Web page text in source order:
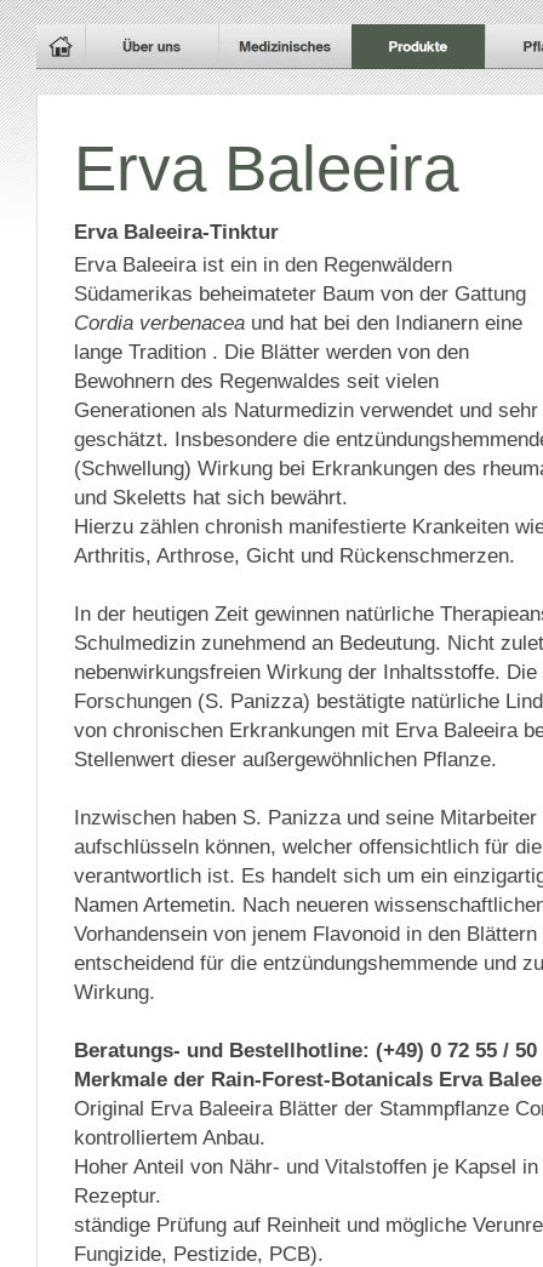
Erva Baleeira
Erva Baleeira-Tinktur
Erva Baleeira ist ein in den Regenwäldern
Südamerikas beheimateter Baum von der Gattung
Cordia verbenacea und hat bei den Indianern eine
lange Tradition . Die Blätter werden von den
Bewohnern des Regenwaldes seit vielen
Generationen als Naturmedizin verwendet und sehr
geschätzt. Insbesondere die
(Schwellung) Wirkung bei Erkrankungen des
und Skeletts hat sich bewährt.
Hierzu zählen chronish manifestierte Krankeiten
Arthritis, Arthrose, Gicht und Rückenschmerzen.
In der heutigen Zeit gewinnen natürliche
Schulmedizin zunehmend an Bedeutung. Nicht
nebenwirkungsfreien Wirkung der Inhaltsstoffe.
Forschungen (S. Panizza) bestätigte natürliche
von chronischen Erkrankungen mit Erva Baleeira
Stellenwert dieser außergewöhnlichen Pflanze.
Inzwischen haben S. Panizza und seine
aufschlüsseln können, welcher offensichtlich für
verantwortlich ist. Es handelt sich um ein
Namen Artemetin. Nach neueren
Vorhandensein von jenem Flavonoid in den
entscheidend für die entzündungshemmende und
Wirkung.
Beratungs- und Bestellhotline: (+49) 0 72 55 / 50
Merkmale der Rain-Forest-Botanicals Erva
Original Erva Baleeira Blätter der Stammpflanze
kontrolliertem Anbau.
Hoher Anteil von Nähr- und Vitalstoffen je Kapsel
Rezeptur.
ständige Prüfung auf Reinheit und mögliche
Fungizide, Pestizide, PCB).